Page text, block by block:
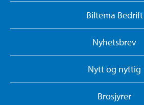
Biltema Bedrift
Nyhetsbrev
Nytt og nyttig
Brosjyrer